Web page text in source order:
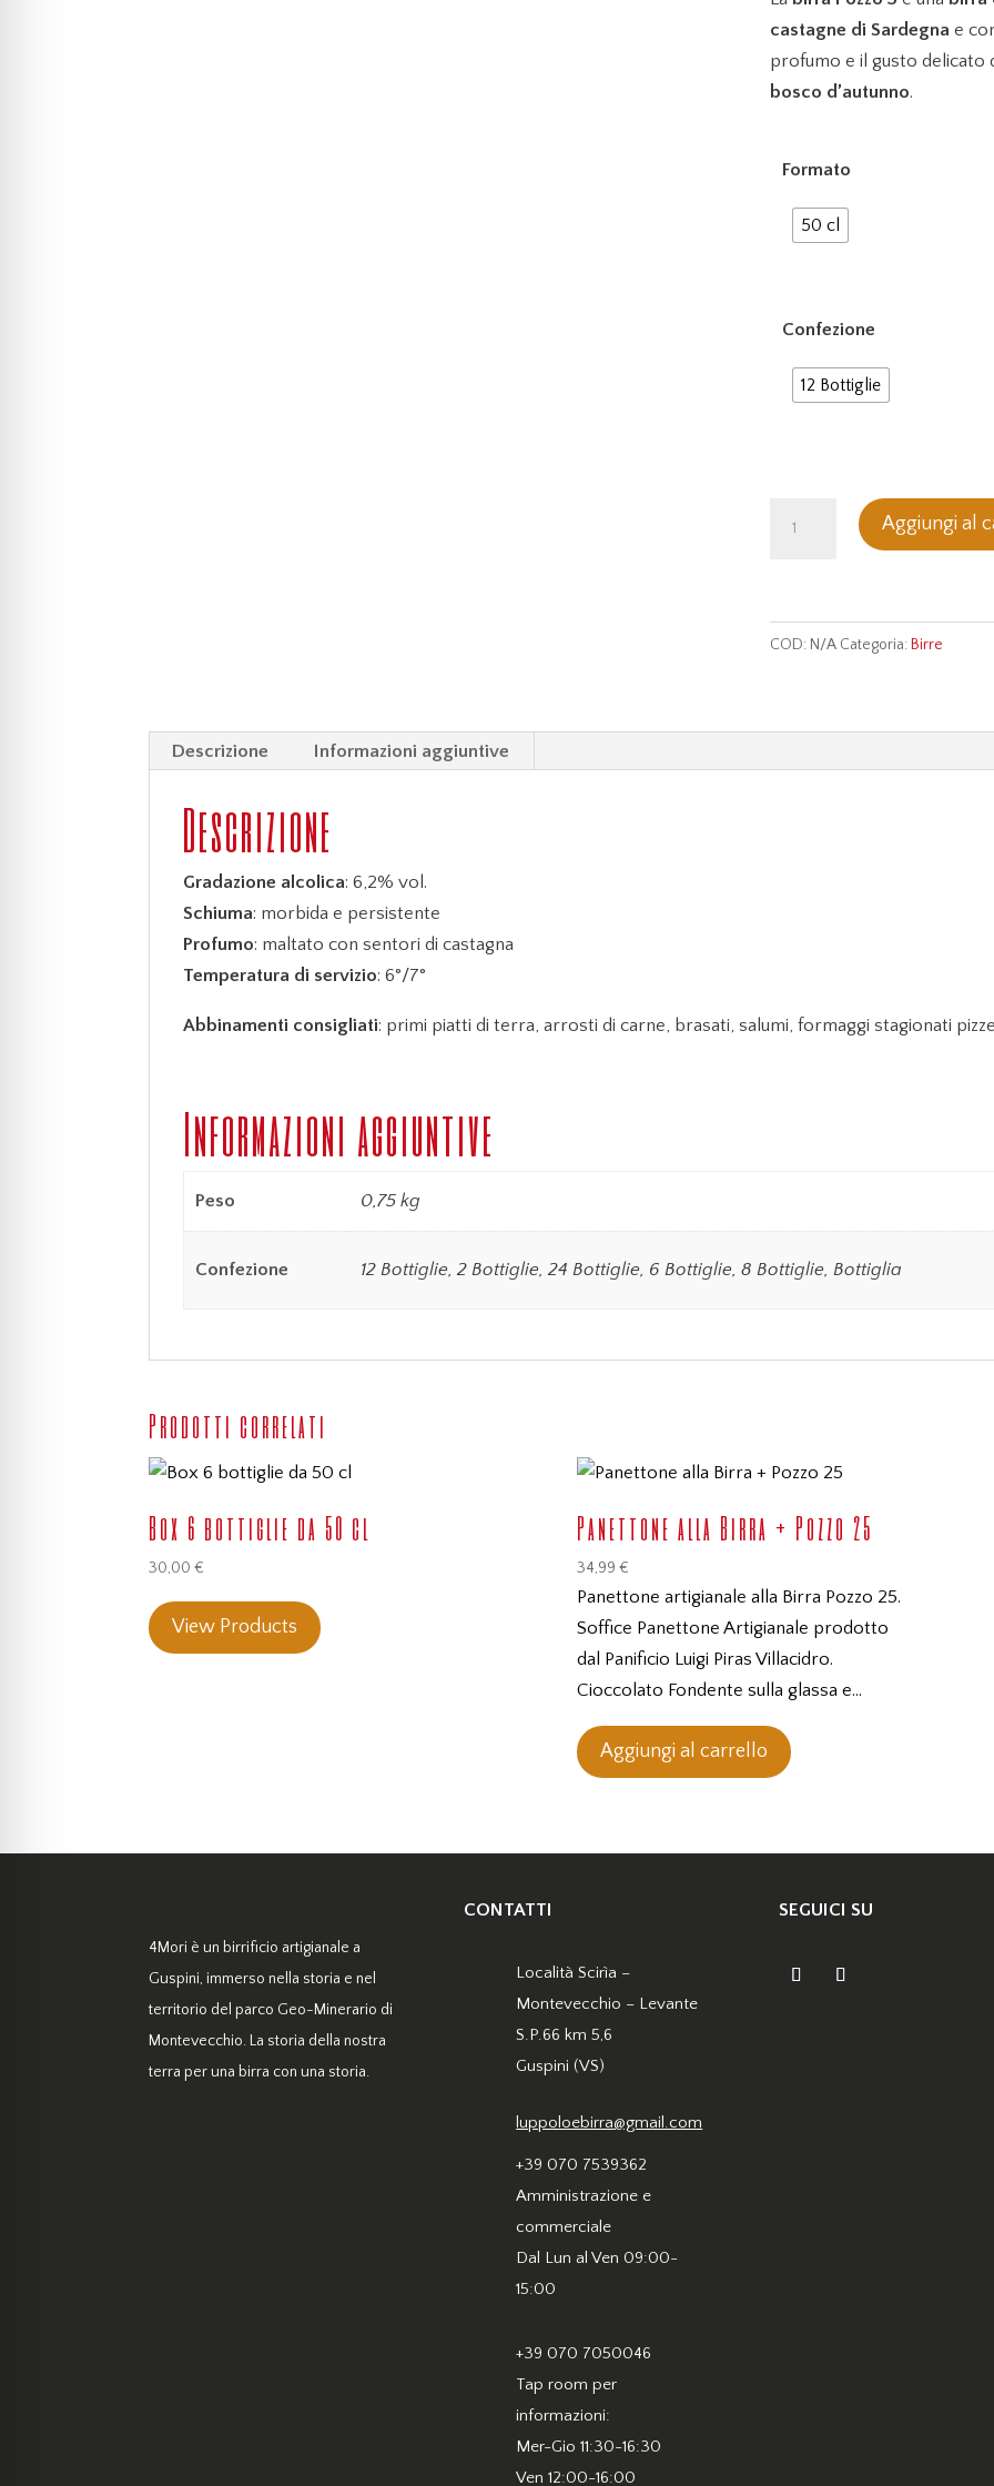
a
castagne di Sardegna e
profumo e il gusto delicato
bosco d’autunno.
Formato
50 cl
Confezione
12 Bottiglie
alla
Aggiungi al
COD: N/A Categoria: Birre
Descrizione Informazioni aggiuntive
Descrizione
Gradazione alcolica: 6,2% vol.
Schiuma: morbida e persistente
Profumo: maltato con sentori di castagna
Temperatura di servizio: 6°/7°
Abbinamenti consigliati: primi piatti di terra, arrosti di carne, brasati, salumi, formaggi stagionati
Informazioni aggiuntive
Peso 0,75 kg
Confezione 12 Bottiglie, 2 Bottiglie, 24 Bottiglie, 6 Bottiglie, 8 Bottiglie, Bottiglia
Prodotti correlati
Box 6 bottiglie da 50 cl
30,00€
View Products
Panettone alla Birra + Pozzo 25
34,99 €
Panettone artigianale alla Birra Pozzo 25.
Soffice Panettone Artigianale prodotto
dal Panificio Luigi Piras Villacidro.
Cioccolato Fondente sulla glassa e…
Aggiungi al carrello
4Mori è un birrificio artigianale a
Guspini, immerso nella storia e nel
territorio del parco Geo-Minerario di
Montevecchio. La storia della nostra
terra per una birra con una storia.
CONTATTI
Località Scirìa –
Montevecchio – Levante
S.P.66 km 5,6
Guspini (VS)
luppoloebirra@gmail.com
+39 070 7539362
Amministrazione e
commerciale
Dal Lun al Ven 09:00-
15:00
+39 070 7050046
Tap room per
informazioni:
Mer-Gio 11:30-16:30
Ven 12:00-16:00
SEGUICI SU